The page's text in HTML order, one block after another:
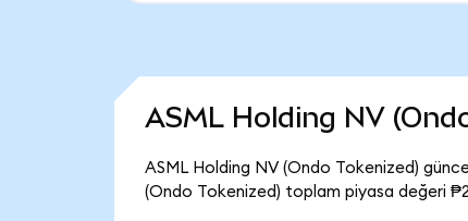
ASML Holding NV
ASML Holding NV (Ondo Tokenized)
(Ondo Tokenized) toplam piyasa değeri